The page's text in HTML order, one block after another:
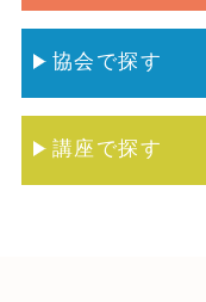
協会で探す
講座で探す